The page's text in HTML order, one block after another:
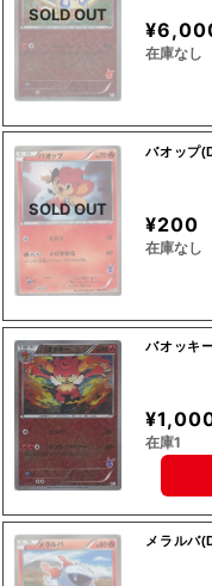
SOLD OUT
在庫なし
SOLD OUT
バオップ
¥200
在庫なし
バオッキ
在庫1
メラルバ